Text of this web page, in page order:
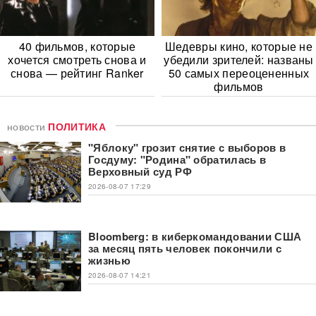
40 фильмов, которые
хочется смотреть снова и
снова — рейтинг Ranker
Шедевры кино, которые не
убедили зрителей: названы
50 самых переоцененных
фильмов
новости ПОЛИТИКА
"Яблоку" грозит снятие с выборов в
Госдуму: "Родина" обратилась в
Верховный суд РФ
2026-08-07 17:29
Bloomberg: в киберкомандовании США
за месяц пять человек покончили с
жизнью
2026-08-07 14:21